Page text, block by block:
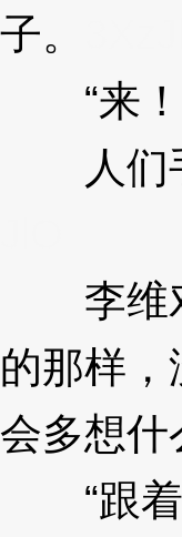
子。
“来！
人们手
李维对
的那样
会多想什
“跟着